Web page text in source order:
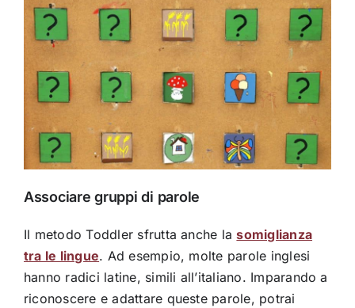
Associare gruppi di parole
Il metodo Toddler sfrutta anche lasomiglianza
tra le lingue. Ad esempio, molte parole inglesi
hanno radici latine, simili all’italiano. Imparando a
riconoscere e adattare queste parole, potrai